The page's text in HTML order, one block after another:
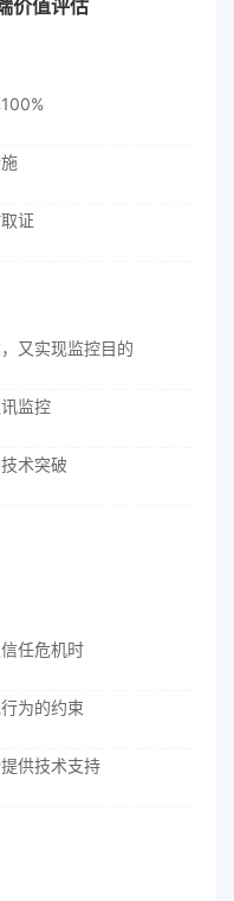
价值评估
证
又实现监控目的
监控
术突破
任危机时
为的约束
供技术支持